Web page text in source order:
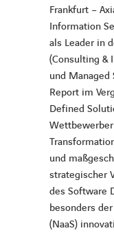
Frankfurt –
Information
als Leader in
(Consulting &
und Managed
Report im
Defined
und
strategischer
des Software
besonders
(NaaS)